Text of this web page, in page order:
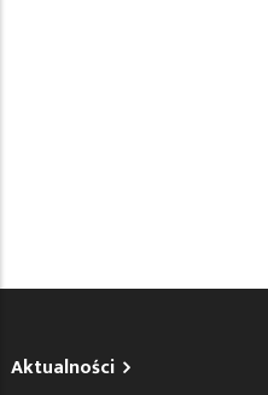
Aktualności